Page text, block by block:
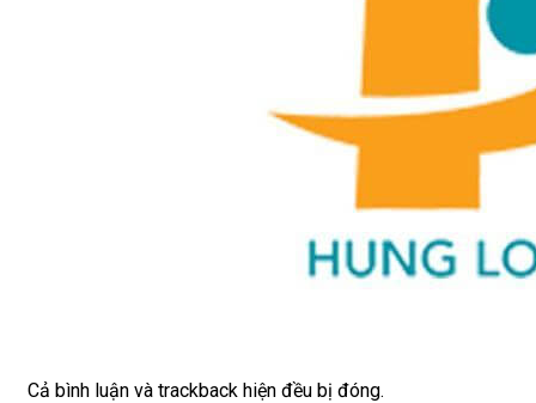
Tài chính – Chứng khoán
Cả bình luận và trackback hiện đều bị đóng.